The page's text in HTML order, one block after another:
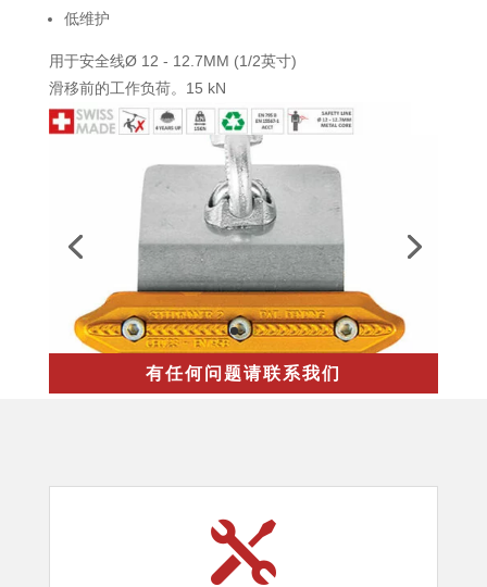
低维护
用于安全线Ø 12 - 12.7MM (1/2英寸)
滑移前的工作负荷。15 kN
有任何问题请联系我们
